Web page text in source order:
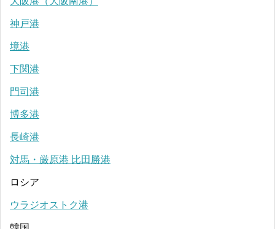
神戸港
境港
下関港
門司港
博多港
長崎港
対馬・厳原港 比田勝港
ロシア
ウラジオストク港